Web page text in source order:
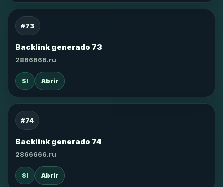
#73
Backlink generado 73
2866666.ru
SI Abrir
#74
Backlink generado 74
2866666.ru
SI Abrir